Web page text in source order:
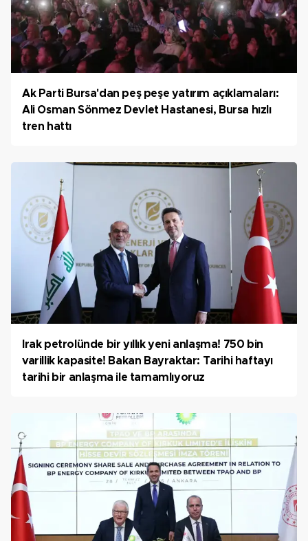
Ak Parti Bursa'dan peş peşe yatırım açıklamaları:
Ali Osman Sönmez Devlet Hastanesi, Bursa hızlı
tren hattı
Irak petrolünde bir yıllık yeni anlaşma! 750 bin
varillik kapasite! Bakan Bayraktar: Tarihi haftayı
tarihi bir anlaşma ile tamamlıyoruz